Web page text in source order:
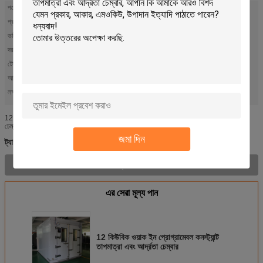
জমা দিন
পণ্যের নাম:
ড্রাইভে-তাপমাত্রা / আর্দ্রতা পরীক্ষা চেম্বার
প্রয়োগ:
নির্ভরযোগ্যতা টেস্টিং, গবেষণা ও উন্নয়ন টেস্টিং, ব্যর্থতা বিশ্লেষণ
ভলিউম (M3) জন্য:
12
দরজা আকার:
টেম্প। দৃঢ়তা:
আর্দ্রতা কনস্ট্যান্টি:
লক্ষণীয় করা:
12 কিউবিক ওয়াক ইন প্রোগ্রামেবল কনস্ট্যান্ট তাপমাত্রা এবং আর্দ্রতা চেম্বার 1. অ্যাপ্লিকেশন পরীক্ষামূলক
চেম্বার পরীক্ষা বিভিন্ন ধরনের পরীক্ষার জন্য ব্যবহৃত হয় যেমন প্রোটোটাইপ মূল্যায়ন, গবেষণা ও উন্নয়ন পরীক্ষা...
ট্যাগ: আর্দ্রতা চেম্বারে হাঁটা
এর সেরা মূল্য পান
12 কিউবিক ওয়াক ইন প্রোগ্রামেবল কনস্ট্যান্ট
তাপমাত্রা এবং আর্দ্রতা চেম্বার